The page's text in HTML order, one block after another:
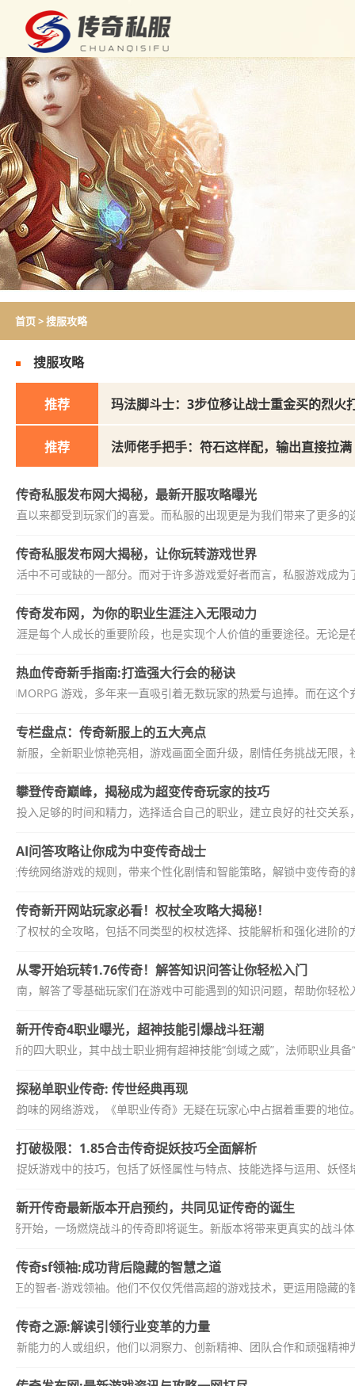
首页>搜服攻略
搜服攻略
推荐 玛法脚斗士：3步位移让战士重金买的烈火
推荐 法师佬手把手：符石这样配，输出直接拉满
传奇私服发布网大揭秘，最新开服攻略曝光
直以来都受到玩家们的喜爱。而私服的出现更是为我们带来了更多
传奇私服发布网大揭秘，让你玩转游戏世界
活中不可或缺的一部分。而对于许多游戏爱好者而言，私服游戏成
传奇发布网，为你的职业生涯注入无限动力
涯是每个人成长的重要阶段，也是实现个人价值的重要途径。无论
热血传奇新手指南:打造强大行会的秘诀
MMORPG 游戏，多年来一直吸引着无数玩家的热爱与追捧。而在这
专栏盘点：传奇新服上的五大亮点
新服，全新职业惊艳亮相，游戏画面全面升级，剧情任务挑战无限
攀登传奇巅峰，揭秘成为超变传奇玩家的技巧
投入足够的时间和精力，选择适合自己的职业，建立良好的社交关
AI问答攻略让你成为中变传奇战士
变传统网络游戏的规则，带来个性化剧情和智能策略，解锁中变传奇
传奇新开网站玩家必看！权杖全攻略大揭秘！
了权杖的全攻略，包括不同类型的权杖选择、技能解析和强化进阶
从零开始玩转1.76传奇！解答知识问答让你轻松入门
指南，解答了零基础玩家们在游戏中可能遇到的知识问题，帮助你轻
新开传奇4职业曝光，超神技能引爆战斗狂潮
新的四大职业，其中战士职业拥有超神技能“剑域之威”，法师职业具
探秘单职业传奇: 传世经典再现
典韵味的网络游戏，《单职业传奇》无疑在玩家心中占据着重要的地
打破极限：1.85合击传奇捉妖技巧全面解析
捉妖游戏中的技巧，包括了妖怪属性与特点、技能选择与运用、妖
新开传奇最新版本开启预约，共同见证传奇的诞生
将开始，一场燃烧战斗的传奇即将诞生。新版本将带来更真实的战斗
传奇sf领袖:成功背后隐藏的智慧之道
正的智者-游戏领袖。他们不仅仅凭借高超的游戏技术，更运用隐藏
传奇之源:解读引领行业变革的力量
新能力的人或组织，他们以洞察力、创新精神、团队合作和顽强精